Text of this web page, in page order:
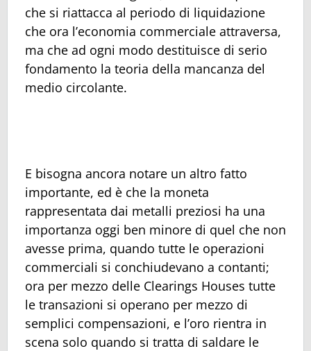
che si riattacca al periodo di liquidazione
che ora l’economia commerciale attraversa,
ma che ad ogni modo destituisce di serio
fondamento la teoria della mancanza del
medio circolante.
E bisogna ancora notare un altro fatto
importante, ed è che la moneta
rappresentata dai metalli preziosi ha una
importanza oggi ben minore di quel che non
avesse prima, quando tutte le operazioni
commerciali si conchiudevano a contanti;
ora per mezzo delle Clearings Houses tutte
le transazioni si operano per mezzo di
semplici compensazioni, e l’oro rientra in
scena solo quando si tratta di saldare le